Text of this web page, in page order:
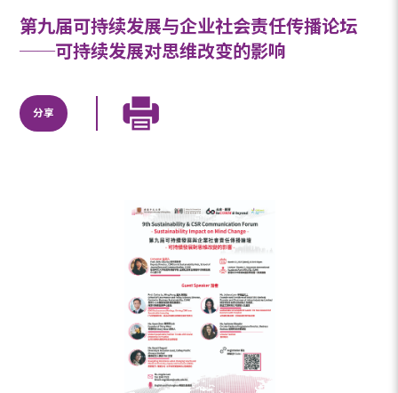
第九届可持续发展与企业社会责任传播论坛
──可持续发展对思维改变的影响
分享